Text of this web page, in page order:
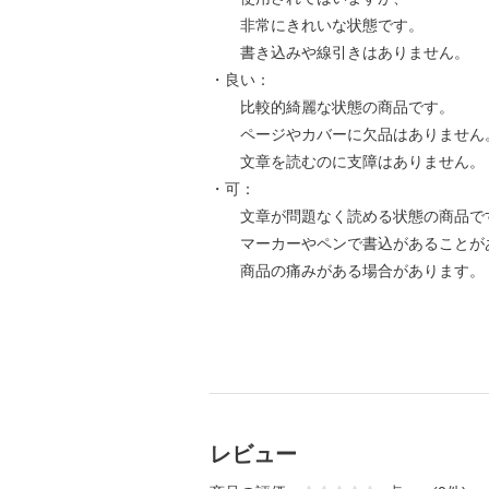
非常にきれいな状態です。
書き込みや線引きはありません。
・良い：
比較的綺麗な状態の商品です。
ページやカバーに欠品はありません
文章を読むのに支障はありません。
・可：
文章が問題なく読める状態の商品で
マーカーやペンで書込があることが
商品の痛みがある場合があります。
レビュー